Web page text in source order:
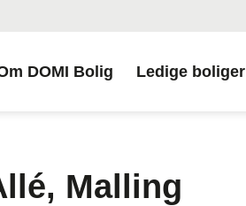
DOMI Bolig Ledige boliger
Malling